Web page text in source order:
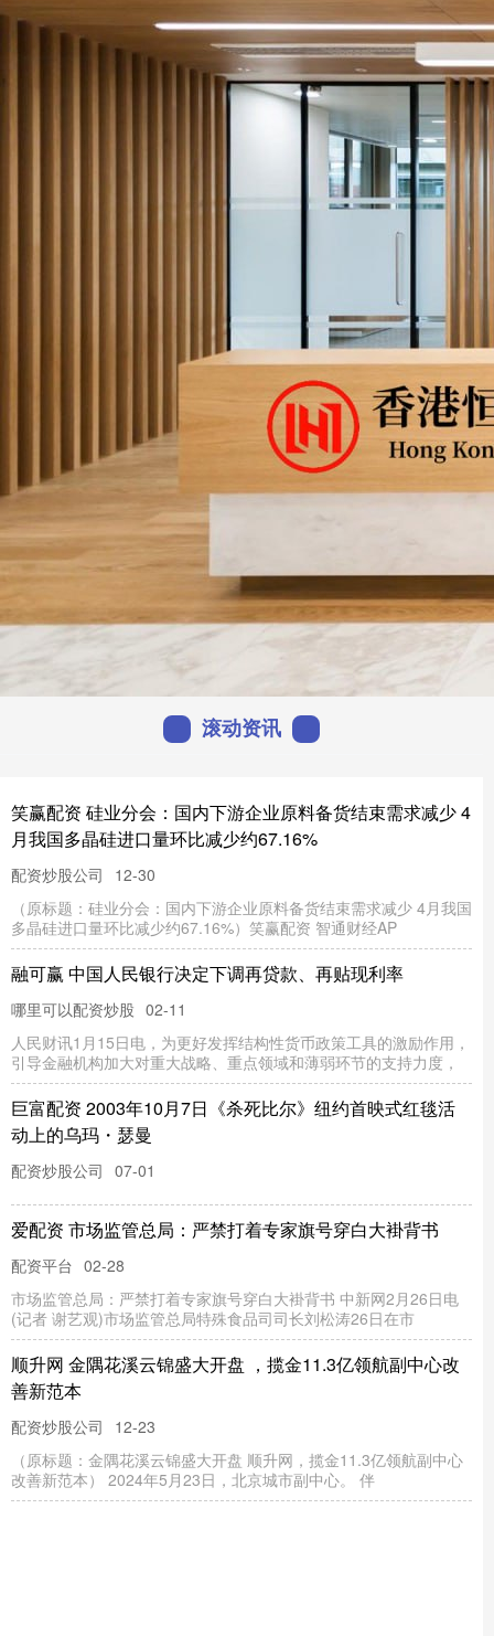
滚动资讯
九五配资 芯片，机构出手！多股评级上调
配资平台 12-23
（原标题：芯片九五配资，机构出手！多股评级上调） 多只半导体
个股获机构上调评级。 据证券时报·数据宝统计，近一周（5月1
牛策略 “瓜香引凤聚商机 政企联动促发展”北京大兴庞各庄镇
2025 年西瓜季政企联动产业推介活动圆满举行
配资平台 12-30
（原标题：“瓜香引凤聚商机 政企联动促发展”北京大兴庞各庄镇
2025 年西瓜季政企联动产业推介活动圆满举行）牛策略 5
股融通 中国自研的开源AI模型下载量首超美国，上海让开
发者“名利双收”
哪里可以配资炒股 01-14
一家坐落于上海张江的企业睿赛德，2025年取得了行业瞩目的成
绩。其研发的RT-Thread操作系统，累计装机量已突破25
倍操盘 阿森纳点射淘汰水晶宫晋级！热苏斯靠谱，诺尔高
配的上更多时间
配资炒股公司 01-03
早上新联赛杯1/4决赛开打倍操盘，阿森纳VS水晶宫的较量正式开
踢。阿尔特塔这次遇到对手可是近几个赛季，给豪门制造出很多麻
众豪配资 书单丨风范：党的作风建设中的人与事
配资炒股公司 01-08
曲青山 王全春 主编众豪配资 中共党史出版社 内容简介：本书收录